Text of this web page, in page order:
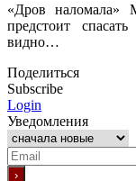
«Дров наломала»
предстоит
видно…
Поделиться
Subscribe
Login
Уведомления